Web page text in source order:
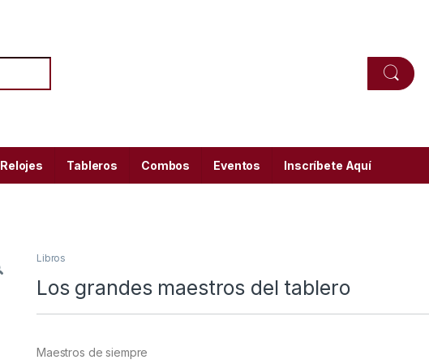
Relojes Tableros Combos Eventos Inscríbete Aquí
Libros
Los grandes maestros del tablero
Maestros de siempre